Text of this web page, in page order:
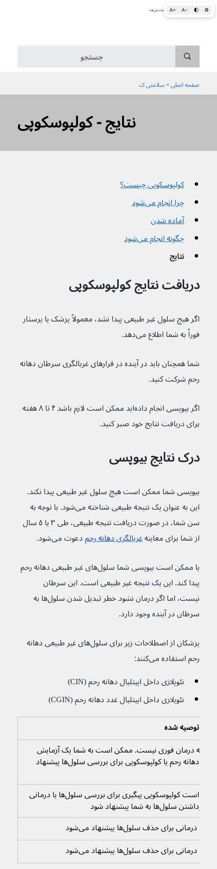
A+ A− 🌓 ♻ اطلاعات پزشکی و بهداشتی به زبان ساده برای همه
صفحه اصلی > سلامتی ک
نتایج - کولپوسکوپی
کولپوسکوپی چیست؟
چرا انجام می‌شود
آماده شدن
چگونه انجام می‌شود
نتایج
دریافت نتایج کولپوسکوپی
اگر هیچ سلول غیر طبیعی پیدا نشد، معمولاً پزشک یا پرستار
فوراً به شما اطلاع می‌دهد.
شما همچنان باید در آینده در قرارهای غربالگری سرطان دهانه
رحم شرکت کنید.
اگر بیوپسی انجام داده‌اید ممکن است لازم باشد ۴ تا ۸ هفته
برای دریافت نتایج خود صبر کنید.
درک نتایج بیوپسی
بیوپسی شما ممکن است هیچ سلول غیر طبیعی پیدا نکند.
این به عنوان یک نتیجه طبیعی شناخته می‌شود. با توجه به
سن شما، در صورت دریافت نتیجه طبیعی، طی ۳ یا ۵ سال
از شما برای معاینه غربالگری دهانه رحم دعوت می‌شود.
یا ممکن است بیوپسی شما سلول‌های غیر طبیعی دهانه رحم
پیدا کند. این یک نتیجه غیر طبیعی است. این سرطان
نیست، اما اگر درمان نشود خطر تبدیل شدن سلول‌ها به
سرطان در آینده وجود دارد.
پزشکان از اصطلاحات زیر برای سلول‌های غیر طبیعی دهانه
رحم استفاده می‌کنند:
نئوپلازی داخل اپیتلیال دهانه رحم (CIN)
نئوپلازی داخل اپیتلیال غدد دهانه رحم (CGIN)
توصیه شده
به درمان فوری نیست. ممکن است به شما یک آزمایش
اسمیر دهانه رحم یا کولپوسکوپی برای بررسی سلول‌ها پیشنهاد
ممکن است کولپوسکوپی پیگیری برای بررسی سلول‌ها یا درمانی
برداشتن سلول‌ها به شما پیشنهاد شود
شما درمانی برای حذف سلول‌ها پیشنهاد می‌شود
شما درمانی برای حذف سلول‌ها پیشنهاد می‌شود